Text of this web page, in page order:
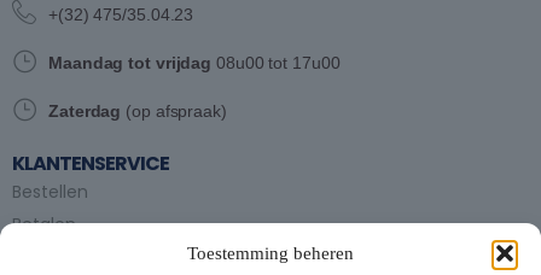
Toestemming beheren
+(32) 475/35.04.23
Maandag tot vrijdag 08u00 tot 17u00
Zaterdag (op afspraak)
KLANTENSERVICE
Bestellen
Betalen